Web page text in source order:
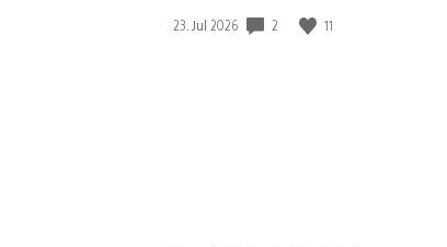
Veröffentlichungsdatum:
23. Jul 2026 2 11